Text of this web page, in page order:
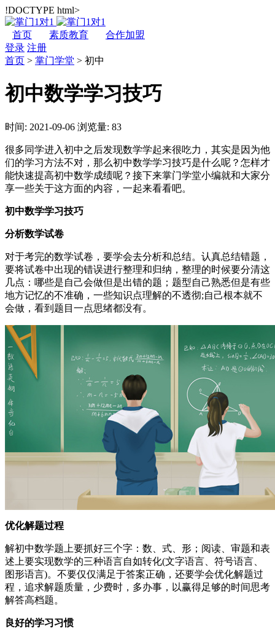
!DOCTYPE html>
首页 素质教育
合作加盟
登录 注册
首页 > 掌门学堂 > 初中
初中数学学习技巧
时间: 2021-09-06 浏览量: 83
很多同学进入初中之后发现数学学起来很吃力，其实是因为他
们的学习方法不对，那么初中数学学习技巧是什么呢？怎样才
能快速提高初中数学成绩呢？接下来掌门学堂小编就和大家分
享一些关于这方面的内容，一起来看看吧。
初中数学学习技巧
分析数学试卷
对于考完的数学试卷，要学会去分析和总结。认真总结错题，
要将试卷中出现的错误进行整理和归纳，整理的时候要分清这
几点：哪些是自己会做但是出错的题；题型自己熟悉但是有些
地方记忆的不准确，一些知识点理解的不透彻;自己根本就不
会做，看到题目一点思绪都没有。
优化解题过程
解初中数学题上要抓好三个字：数、式、形；阅读、审题和表
述上要实现数学的三种语言自如转化(文字语言、符号语言、
图形语言)。不要仅仅满足于答案正确，还要学会优化解题过
程，追求解题质量，少费时，多办事，以赢得足够的时间思考
解答高档题。
良好的学习习惯